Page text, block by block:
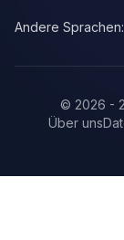
Andere Sprachen:
© 2026 -
Über uns